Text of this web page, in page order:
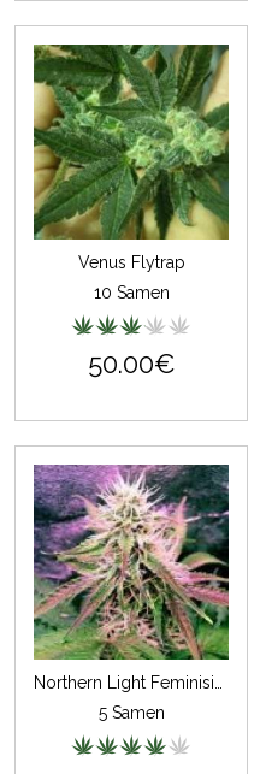
Venus Flytrap
10 Samen
50.00€
5 Samen